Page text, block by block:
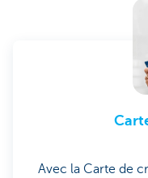
Avec la Carte de